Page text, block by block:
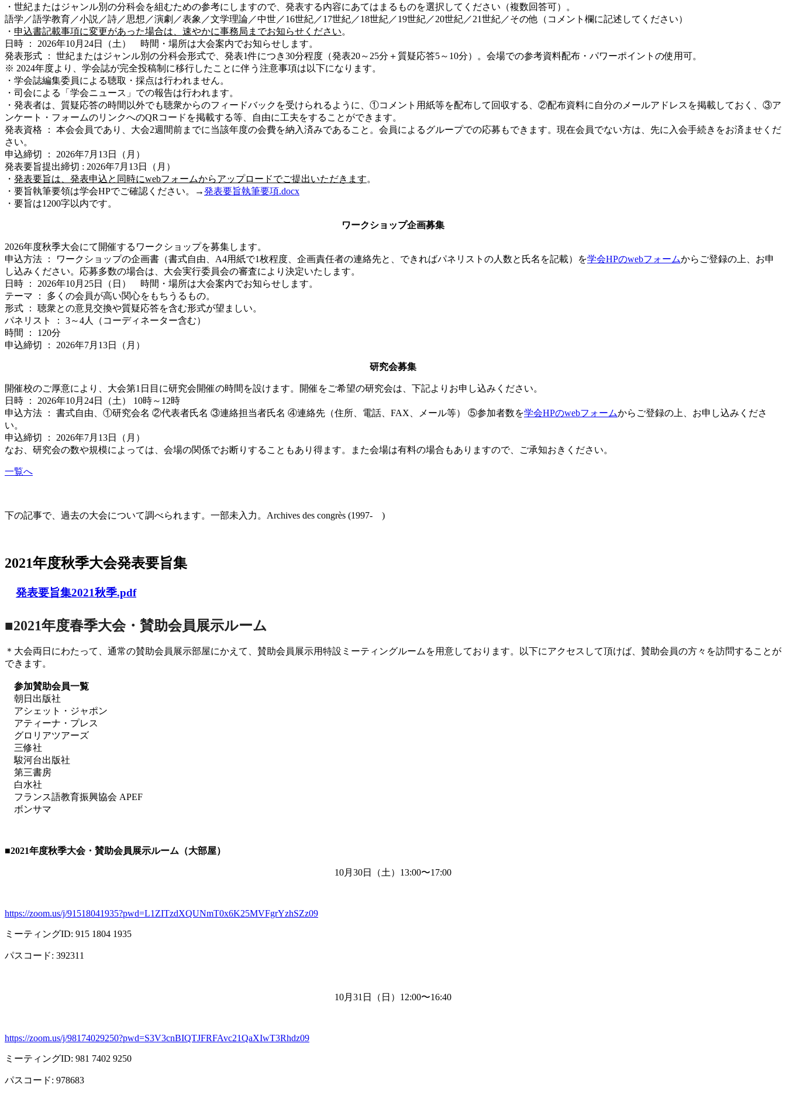
・世紀またはジャンル別の分科会を組むための参考にしますので、発表する内容にあてはまるものを選択してください（複数回答可）。
語学／語学教育／小説／詩／思想／演劇／表象／文学理論／中世／16世紀／17世紀／18世紀／19世紀／20世紀／21世紀／その他（コメント欄に記述してください）
・ 申込書記載事項に変更があった場合は、速やかに事務局までお知らせください。
日時 ： 2026年10月24日（土） 時間・場所は大会案内でお知らせします。
発表形式 ： 世紀またはジャンル別の分科会形式で、発表1件につき30分程度（発表20～25分＋質疑応答5～10分）。会場での参考資料配布・パワーポイントの使用可。
※ 2024年度より、学会誌が完全投稿制に移行したことに伴う注意事項は以下になります。
・学会誌編集委員による聴取・採点は行われません。
・司会による「学会ニュース」での報告は行われます。
・発表者は、質疑応答の時間以外でも聴衆からのフィードバックを受けられるように、①コメント用紙等を配布して回収する、②配布資料に自分のメールアドレスを掲載しておく、③ア
ンケート・フォームのリンクへのQRコードを掲載する等、自由に工夫をすることができます。
発表資格 ： 本会会員であり、大会2週間前までに当該年度の会費を納入済みであること。会員によるグループでの応募もできます。現在会員でない方は、先に入会手続きをお済ませくだ
さい。
申込締切 ： 2026年7月13日（月）
発表要旨提出締切 : 2026年7月13日（月）
・ 発表要旨は、発表申込と同時にwebフォームからアップロードでご提出いただきます。
・要旨執筆要領は学会HPでご確認ください。→発表要旨執筆要項.docx
・要旨は1200字以内です。
ワークショップ企画募集
2026年度秋季大会にて開催するワークショップを募集します。
申込方法 ： ワークショップの企画書（書式自由、A4用紙で1枚程度、企画責任者の連絡先と、できればパネリストの人数と氏名を記載）を学会HPのwebフォームからご登録の上、お申
し込みください。応募多数の場合は、大会実行委員会の審査により決定いたします。
日時 ： 2026年10月25日（日） 時間・場所は大会案内でお知らせします。
テーマ ： 多くの会員が高い関心をもちうるもの。
形式 ： 聴衆との意見交換や質疑応答を含む形式が望ましい。
パネリスト ： 3～4人（コーディネーター含む）
時間 ： 120分
申込締切 ： 2026年7月13日（月）
研究会募集
開催校のご厚意により、大会第1日目に研究会開催の時間を設けます。開催をご希望の研究会は、下記よりお申し込みください。
日時 ： 2026年10月24日（土） 10時～12時
申込方法 ： 書式自由、①研究会名 ②代表者氏名 ③連絡担当者氏名 ④連絡先（住所、電話、FAX、メール等） ⑤参加者数を学会HPのwebフォームからご登録の上、お申し込みくださ
い。
申込締切 ： 2026年7月13日（月）
なお、研究会の数や規模によっては、会場の関係でお断りすることもあり得ます。また会場は有料の場合もありますので、ご承知おきください。
一覧へ
下の記事で、過去の大会について調べられます。一部未入力。Archives des congrès (1997- )
2021年度秋季大会発表要旨集
発表要旨集2021秋季.pdf
■2021年度春季大会・賛助会員展示ルーム
＊大会両日にわたって、通常の賛助会員展示部屋にかえて、賛助会員展示用特設ミーティングルームを用意しております。以下にアクセスして頂けば、賛助会員の方々を訪問することが
できます。
参加賛助会員一覧
朝日出版社
アシェット・ジャポン
アティーナ・プレス
グロリアツアーズ
三修社
駿河台出版社
第三書房
白水社
フランス語教育振興協会 APEF
ボンサマ
■2021年度秋季大会・賛助会員展示ルーム（大部屋）
10月 30日（土） 13:00〜17:00
https://zoom.us/j/91518041935?pwd=L1ZITzdXQUNmT0x6K25MVFgrYzhSZz09
ミーティングID: 915 1804 1935
パスコード: 392311
10月 31 日（日） 12:00〜16:40
https://zoom.us/j/98174029250?pwd=S3V3cnBIQTJFRFAvc21QaXIwT3Rhdz09
ミーティングID: 981 7402 9250
パスコード: 978683